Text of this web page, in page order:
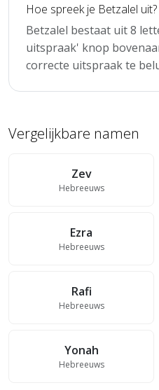
Hoe spreek je Betzalel uit?
Betzalel bestaat uit 8
uitspraak' knop
correcte uitspraak te
Vergelijkbare namen
Zev
Hebreeuws
Ezra
Hebreeuws
Rafi
Hebreeuws
Yonah
Hebreeuws